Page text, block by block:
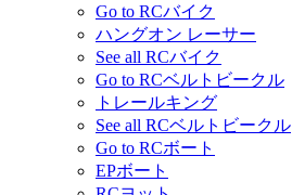
Go to RCバイク
ハングオン レーサー
See all RCバイク
Go to RCベルトビークル
トレールキング
See all RCベルトビークル
Go to RCボート
EPボート